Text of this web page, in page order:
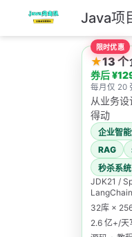
跳至主要內容 Java项
限时优惠
★13 个
券后
每月仅 20
从业务
得动
企业智
RAG
秒杀系统
JDK21 /
32库 ×
2.6 亿+/天